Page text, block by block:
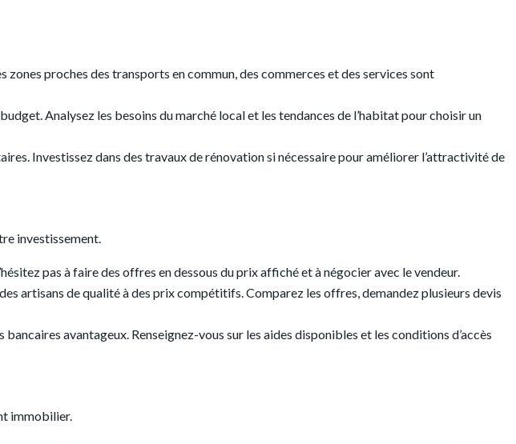
proches des transports en commun, des commerces et des services sont
Analysez les besoins du marché local et les tendances de l’habitat pour choisir un
Investissez dans des travaux de rénovation si nécessaire pour améliorer l’attractivité de
investissement.
pas à faire des offres en dessous du prix affiché et à négocier avec le vendeur.
artisans de qualité à des prix compétitifs. Comparez les offres, demandez plusieurs devis
avantageux. Renseignez-vous sur les aides disponibles et les conditions d’accès
immobilier.